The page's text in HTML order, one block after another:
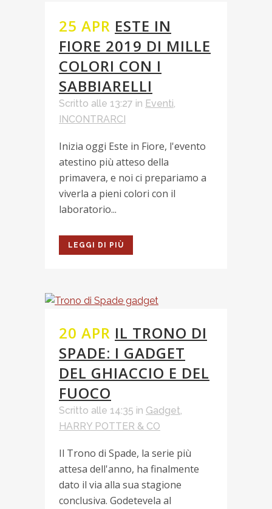
25 APR ESTE IN
FIORE 2019 DI MILLE
COLORI CON I
SABBIARELLI
Scritto alle 13:27 in Eventi,
INCONTRARCI
Inizia oggi Este in Fiore, l'evento
atestino più atteso della
primavera, e noi ci prepariamo a
viverla a pieni colori con il
laboratorio...
LEGGI DI PIÙ
20 APR IL TRONO DI
SPADE: I GADGET
DEL GHIACCIO E DEL
FUOCO
Scritto alle 14:35 in Gadget,
HARRY POTTER & CO
Il Trono di Spade, la serie più
attesa dell'anno, ha finalmente
dato il via alla sua stagione
conclusiva. Godetevela al